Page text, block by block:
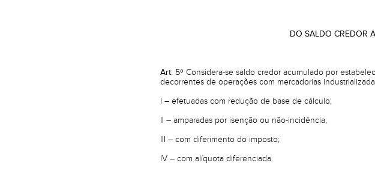
DO SALDO CREDOR
Art. 5º Considera-se saldo credor acumulado por
decorrentes de operações com mercadorias
I – efetuadas com redução de base de cálculo;
II – amparadas por isenção ou não-incidência;
III – com diferimento do imposto;
IV – com alíquota diferenciada.